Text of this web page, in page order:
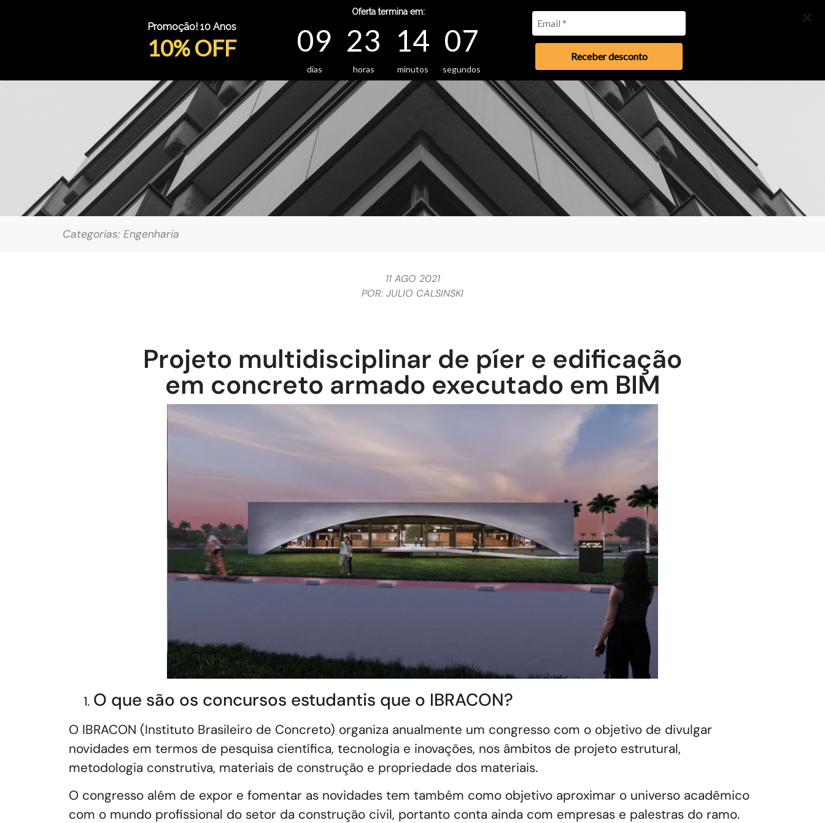
Promoção! 10 Anos
10% OFF
Oferta termina em:
09
dias
23
horas
14
minutos
05
segundos
Receber desconto
Categorias: Engenharia
11 AGO 2021
POR: JULIO CALSINSKI
Projeto multidisciplinar de píer e edificação
em concreto armado executado em BIM
O que são os concursos estudantis que o IBRACON?
O IBRACON (Instituto Brasileiro de Concreto) organiza anualmente um congresso com o objetivo de divulgar
novidades em termos de pesquisa científica, tecnologia e inovações, nos âmbitos de projeto estrutural,
metodologia construtiva, materiais de construção e propriedade dos materiais.
O congresso além de expor e fomentar as novidades tem também como objetivo aproximar o universo acadêmico
com o mundo profissional do setor da construção civil, portanto conta ainda com empresas e palestras do ramo.